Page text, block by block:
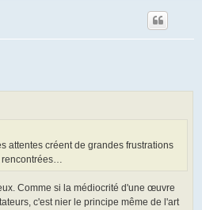
attentes créent de grandes frustrations
rencontrées…
Comme si la médiocrité d'une œuvre
c'est nier le principe même de l'art